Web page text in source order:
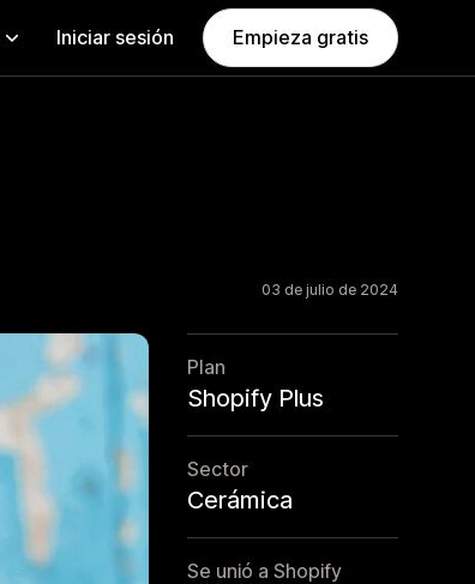
Iniciar sesión Empieza gratis
03 de julio de 2024
Plan
Shopify Plus
Sector
Cerámica
Se unió a Shopify